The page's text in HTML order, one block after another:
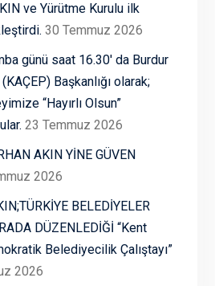
ve Yürütme Kurulu ilk
30 Temmuz 2026
günü saat 16.30′ da Burdur
Başkanlığı olarak;
“Hayırlı Olsun”
23 Temmuz 2026
AKIN YİNE GÜVEN
2026
BELEDİYELER
DÜZENLEDİĞİ “Kent
Belediyecilik Çalıştayı”
2026